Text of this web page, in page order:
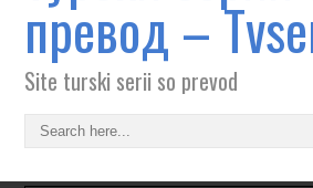
превод –
Site turski serii so prevod